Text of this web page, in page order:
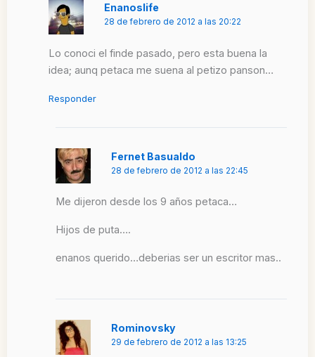
Enanoslife
28 de febrero de 2012 a las 20:22
Lo conoci el finde pasado, pero esta buena la
idea; aunq petaca me suena al petizo panson…
Responder
Fernet Basualdo
28 de febrero de 2012 a las 22:45
Me dijeron desde los 9 años petaca…
Hijos de puta….
enanos querido…deberias ser un escritor mas..
Rominovsky
29 de febrero de 2012 a las 13:25